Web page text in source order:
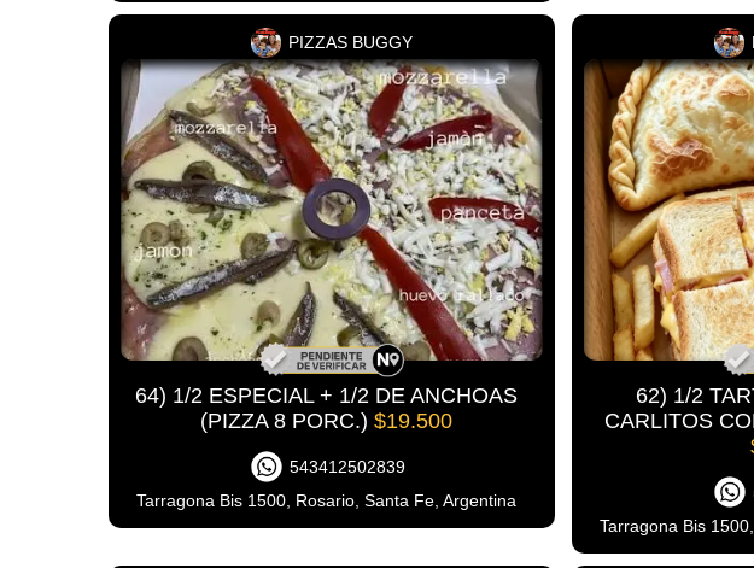
PIZZAS BUGGY
64) 1/2 ESPECIAL + 1/2 DE ANCHOAS
(PIZZA 8 PORC.)$19.500
543412502839
Tarragona Bis 1500, Rosario, Santa Fe, Argentina
62) 1/2
CARLITOS
Tarragona Bis